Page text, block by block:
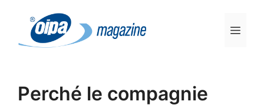
contenuto
Perché le compagnie